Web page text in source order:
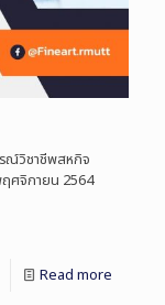
ณ์วิชาชีพสหกิจ
ศจิกายน 2564
Read more